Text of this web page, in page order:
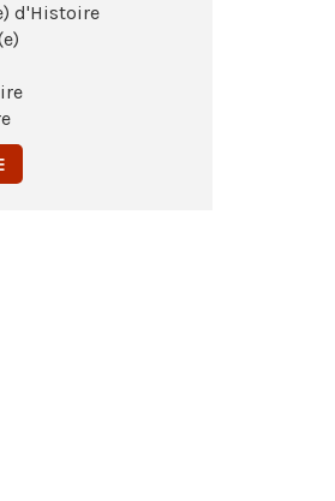
d'Histoire